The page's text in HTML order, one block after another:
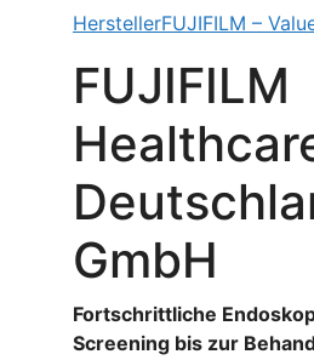
HerstellerFUJIFILM –
FUJIFILM
GmbH
Fortschrittliche
Screening bis zur